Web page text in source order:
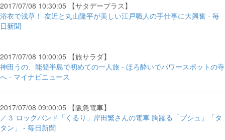
2017/07/08 10:30:05 【サタデープラス】
浴衣で浅草！ 友近と丸山隆平が美しい江戸職人の手仕事に大興奮 - 毎
日新聞
2017/07/08 10:00:05 【旅サラダ】
神田うの、能登半島で初めての一人旅 - ほろ酔いでパワースポットの寺
へ - マイナビニュース
2017/07/08 09:00:05 【阪急電車】
／３ ロックバンド「くるり」岸田繁さんの電車 胸躍る「プシュ」「タ
タン」 - 毎日新聞